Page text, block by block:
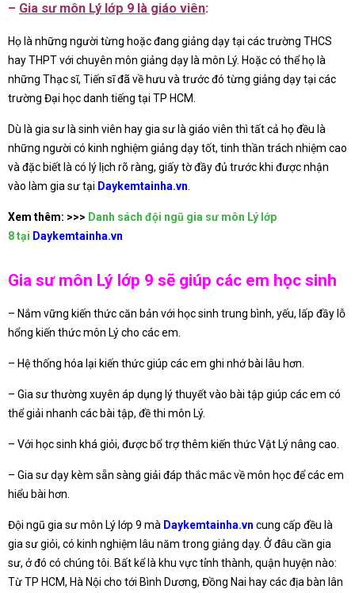
– Gia sư môn Lý lớp 9 là giáo viên:
Họ là những người từng hoặc đang giảng dạy tại các trường THCS
hay THPT với chuyên môn giảng dạy là môn Lý. Hoặc có thể họ là
những Thạc sĩ, Tiến sĩ đã về hưu và trước đó từng giảng dạy tại các
trường Đại học danh tiếng tại TP HCM.
Dù là gia sư là sinh viên hay gia sư là giáo viên thì tất cả họ đều là
những người có kinh nghiệm giảng dạy tốt, tinh thần trách nhiệm cao
và đặc biết là có lý lịch rõ ràng, giấy tờ đầy đủ trước khi được nhận
vào làm gia sư tại Daykemtainha.vn
Xem thêm: >>> Danh sách đội ngũ gia sư môn Lý lớp
8tại Daykemtainha.vn
Gia sư môn Lý lớp 9 sẽ giúp các em học sinh
– Nắm vững kiến thức căn bản với học sinh trung bình, yếu, lấp đầy lỗ
hổng kiến thức môn Lý cho các em.
– Hệ thống hóa lại kiến thức giúp các em ghi nhớ bài lâu hơn.
– Gia sư thường xuyên áp dụng lý thuyết vào bài tập giúp các em có
thể giải nhanh các bài tập, đề thi môn Lý.
– Với học sinh khá giỏi, được bổ trợ thêm kiến thức Vật Lý nâng cao.
– Gia sư dạy kèm sẵn sàng giải đáp thắc mắc về môn học để các em
hiểu bài hơn.
Đội ngũ gia sư môn Lý lớp 9 mà Daykemtainha.vn cung cấp đều là
gia sư giỏi, có kinh nghiệm lâu năm trong giảng dạy. Ở đâu cần gia
sư, ở đó có chúng tôi. Bất kể là khu vực tỉnh thành, quận huyện nào:
Từ TP HCM, Hà Nội cho tới Bình Dương, Đồng Nai hay các địa bàn lân